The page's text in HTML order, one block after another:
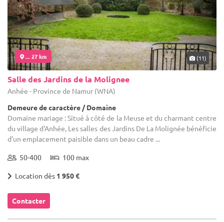
... 27 km (11)
Salle des Jardins de la Molignee
Anhée - Province de Namur (WNA)
Demeure de caractère / Domaine
Domaine mariage : Situé à côté de la Meuse et du charmant centre
du village d'Anhée, Les salles des Jardins De La Molignée bénéficie
d’un emplacement paisible dans un beau cadre ...
50-400 100 max
Location dès 1 950 €
Contacter